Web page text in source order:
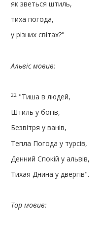
як зветься штиль,
тиха погода,
у різних світах?"
Альвіс мовив:
22 "Тиша в людей,
Штиль у богів,
Безвітря у ванів,
Тепла Погода у турсів,
Денний Спокій у альвів,
Тихая Днина у двергів".
Тор мовив: